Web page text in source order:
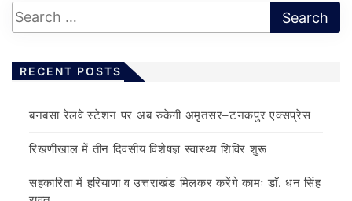
RECENT POSTS
बनबसा रेलवे स्टेशन पर अब रुकेगी अमृतसर–टनकपुर एक्सप्रेस
रिखणीखाल में तीन दिवसीय विशेषज्ञ स्वास्थ्य शिविर शुरू
सहकारिता में हरियाणा व उत्तराखंड मिलकर करेंगे कामः डाॅ. धन सिंह